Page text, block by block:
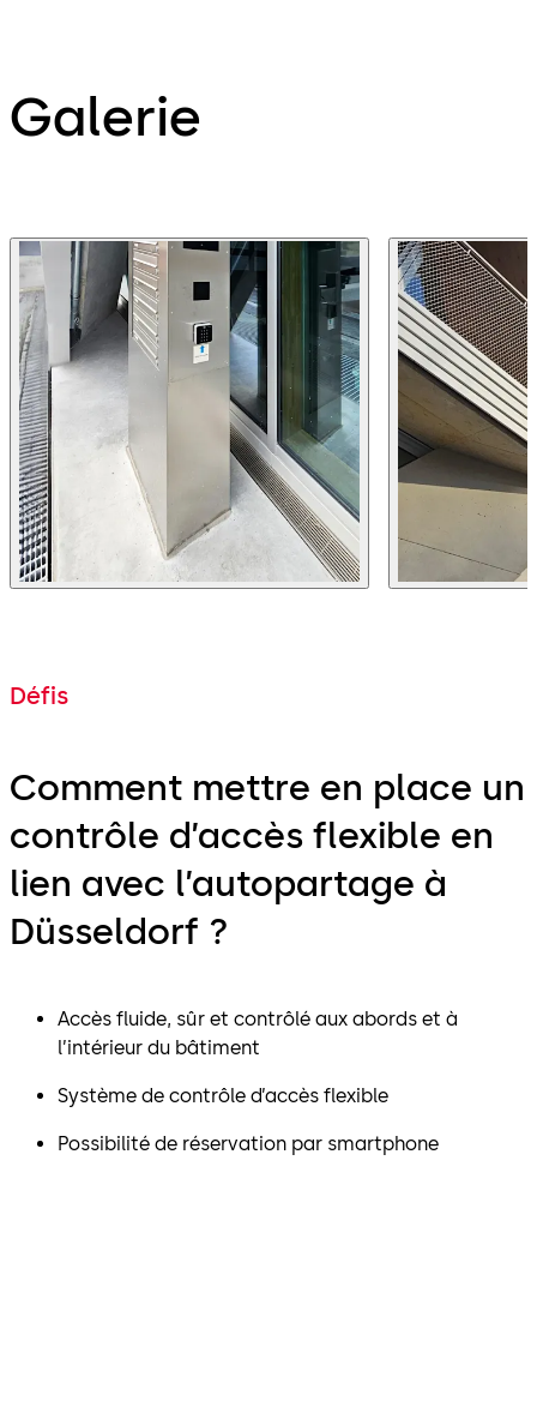
Galerie
Défis
Comment mettre en place un
contrôle d’accès flexible en
lien avec l’autopartage à
Düsseldorf ?
Accès fluide, sûr et contrôlé aux abords et à
l’intérieur du bâtiment
Système de contrôle d’accès flexible
Possibilité de réservation par smartphone